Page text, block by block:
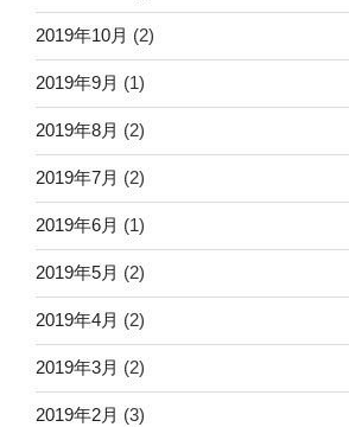
2019年10月 (2)
2019年9月 (1)
2019年8月 (2)
2019年7月 (2)
2019年6月 (1)
2019年5月 (2)
2019年4月 (2)
2019年3月 (2)
2019年2月 (3)